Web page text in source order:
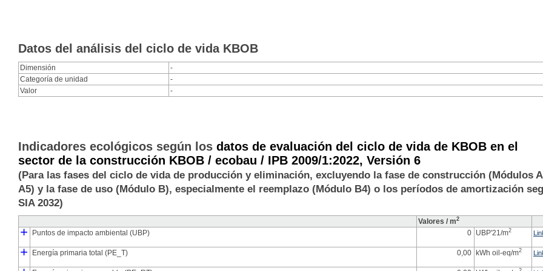
Datos del análisis del ciclo de vida KBOB
Dimensión
-
Categoría de unidad
-
Valor
-
Indicadores ecológicos según los datos de evaluación del ciclo de vida de KBOB en el
sector de la construcción KBOB / ecobau / IPB 2009/1:2022, Versión 6
(Para las fases del ciclo de vida de producción y eliminación, excluyendo la fase de construcción (Módulos
A5) y la fase de uso (Módulo B), especialmente el reemplazo (Módulo B4) o los períodos de amortización
SIA 2032)
Valores / m2
+ Puntos de impacto ambiental (UBP) 0 UBP'21/m2
┣ Puntos de impacto ambiental de la producción (UBP_pro) 0 UBP'21/m2
┗ Puntos de impacto ambiental de la eliminación (UBP_dis) 0 UBP'21/m2
+ Energía primaria total (PE_T) 0,00 kWh oil-eq/m2
2
2
2
2